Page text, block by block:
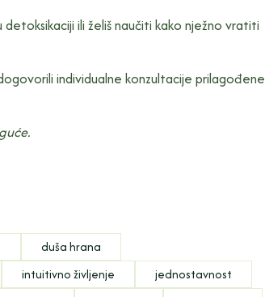
ili želiš naučiti kako nježno vratiti
individualne konzultacije prilagođene
duša hrana
intuitivno življenje
jednostavnost